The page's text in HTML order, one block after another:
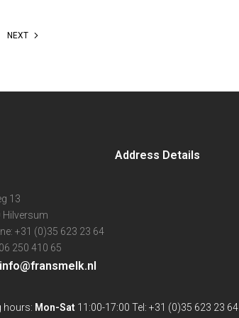
NEXT
Address Details
13
Hilversum
+31 (0)35 623 23 64
250 410 65
info@fransmelk.nl
hours: Mon-Sat 11:00-17:00 Tel: +31 (0)35 623 23 64